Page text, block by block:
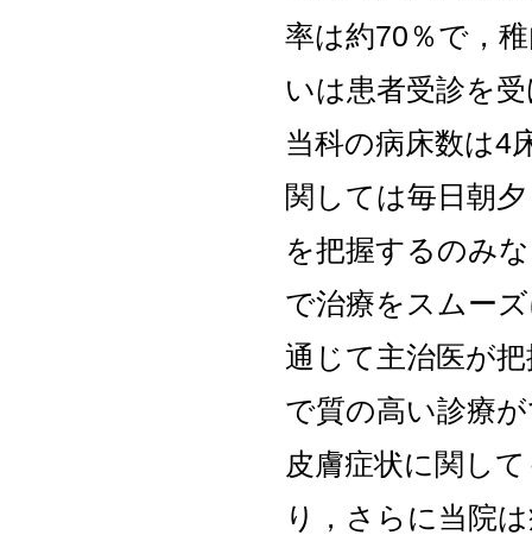
率は約70％で，
いは患者受診を
当科の病床数は4
関しては毎日朝
を把握するのみ
で治療をスムー
通じて主治医が
で質の高い診療
皮膚症状に関し
り，さらに当院